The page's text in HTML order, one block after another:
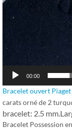
00:00
Bracelet ouvert
carats orné de 2
bracelet: 2.5 mm.
Bracelet Possession